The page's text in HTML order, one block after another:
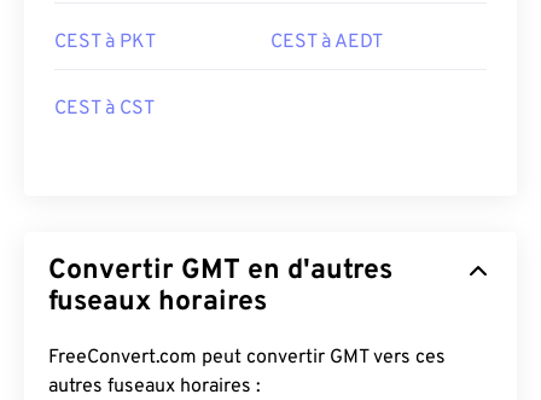
CEST à PKT CEST à AEDT
CEST à CST
Convertir GMT en d'autres
fuseaux horaires
FreeConvert.com peut convertir GMT vers ces
autres fuseaux horaires :